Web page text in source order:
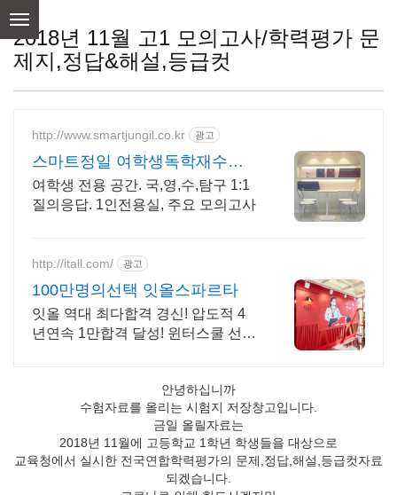
content
2018년 11월 고1 모의고사/학력평가 문
제지,정답&해설,등급컷
http://www.smartjungil.co.kr 광고
스마트정일 여학생독학재수학
원
여학생 전용 공간. 국,영,수,탐구 1:1
질의응답. 1인전용실, 주요 모의고사
http://itall.com/ 광고
100만명의선택 잇올스파르타
잇올 역대 최다합격 경신! 압도적 4
년연속 1만합격 달성! 윈터스쿨 선착
안녕하십니까
수험자료를 올리는 시험지 저장창고입니다.
금일 올릴자료는
2018년 11월에 고등학교 1학년 학생들을 대상으로
교육청에서 실시한 전국연합학력평가의 문제,정답,해설,등급컷자료
되겠습니다.